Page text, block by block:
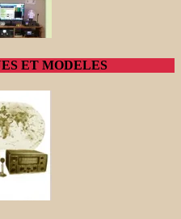
ET MODELES